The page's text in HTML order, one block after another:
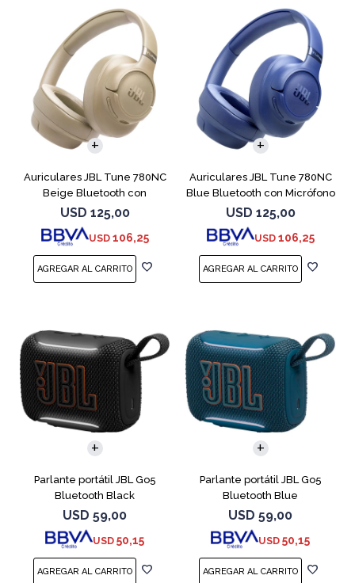
Auriculares JBL Tune 780NC
Beige Bluetooth con
Micrófono
USD 125,00
USD 106,25
Auriculares JBL Tune 780NC
Blue Bluetooth con Micrófono
USD 125,00
USD 106,25
Parlante portátil JBL Go5
Bluetooth Black
USD 59,00
USD 50,15
Parlante portátil JBL Go5
Bluetooth Blue
USD 59,00
USD 50,15